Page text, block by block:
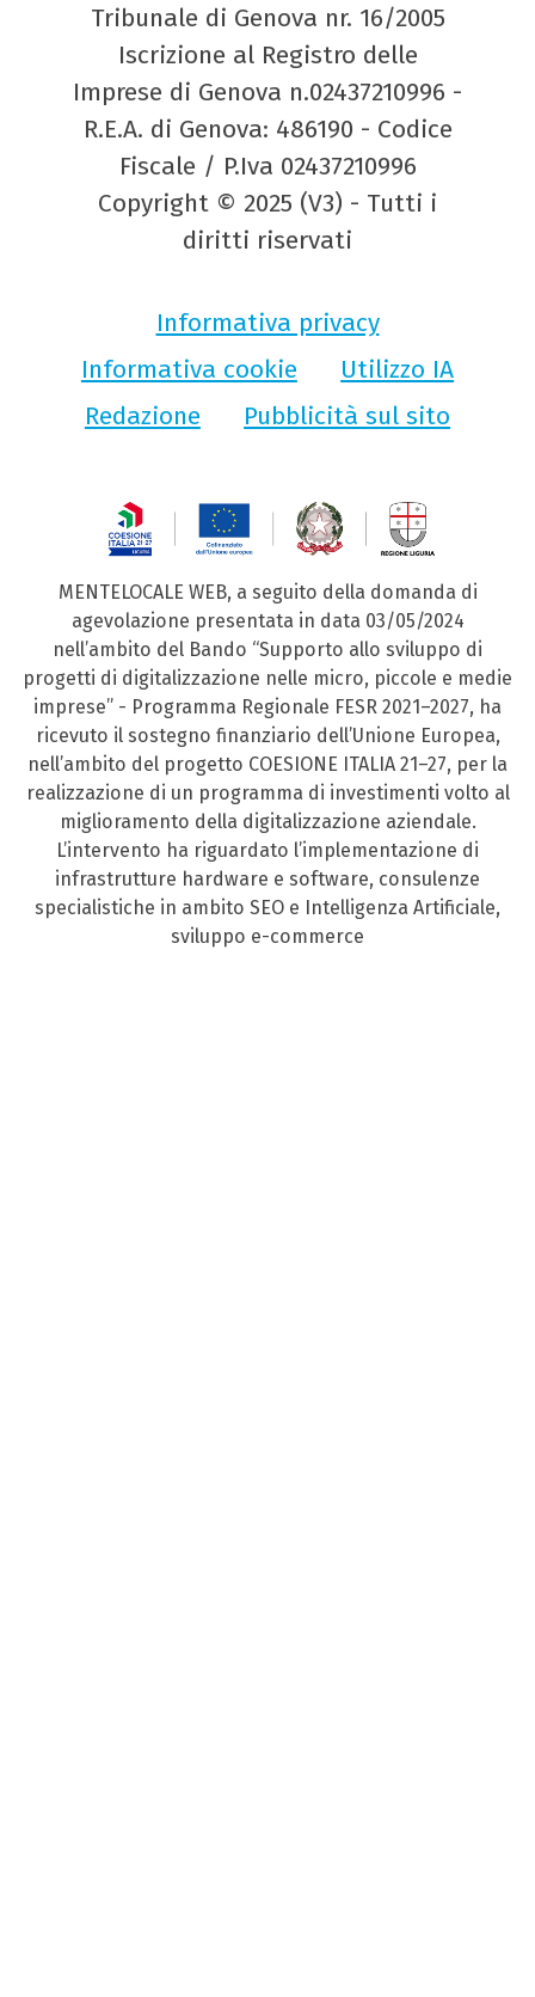
Tribunale di Genova nr. 16/2005
Iscrizione al Registro delle
Imprese di Genova n.02437210996 -
R.E.A. di Genova: 486190 - Codice
Fiscale / P.Iva 02437210996
Copyright © 2025 (V3) - Tutti i
diritti riservati
Informativa privacy
Informativa cookie
Utilizzo IA
Redazione
Pubblicità sul sito
MENTELOCALE WEB, a seguito della domanda di
agevolazione presentata in data 03/05/2024
nell’ambito del Bando “Supporto allo sviluppo di
progetti di digitalizzazione nelle micro, piccole e medie
imprese” - Programma Regionale FESR 2021–2027, ha
ricevuto il sostegno finanziario dell’Unione Europea,
nell’ambito del progetto COESIONE ITALIA 21–27, per la
realizzazione di un programma di investimenti volto al
miglioramento della digitalizzazione aziendale.
L’intervento ha riguardato l’implementazione di
infrastrutture hardware e software, consulenze
specialistiche in ambito SEO e Intelligenza Artificiale,
sviluppo e-commerce